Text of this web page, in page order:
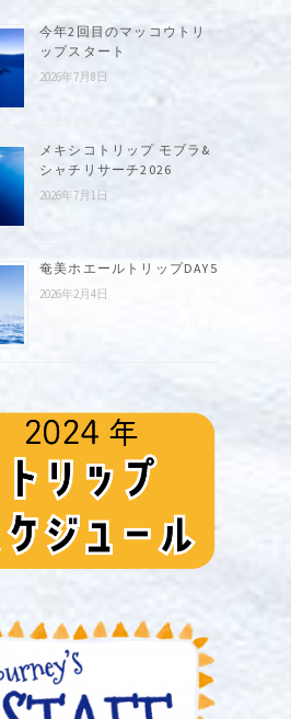
今年2回目のマッコウトリ
ップスタート
2026年7月8日
メキシコトリップ モブラ&
シャチリサーチ2026
2026年7月1日
奄美ホエールトリップDAY5
2026年2月4日